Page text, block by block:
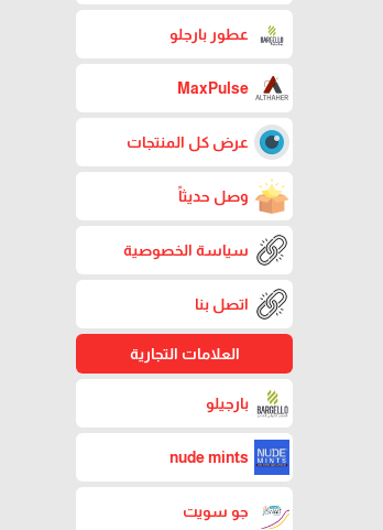
عطور بارجلو
MaxPulse
عرض كل المنتجات
وصل حديثاً
سياسة الخصوصية
اتصل بنا
العلامات التجارية
بارجيلو
nude mints
جو سويت